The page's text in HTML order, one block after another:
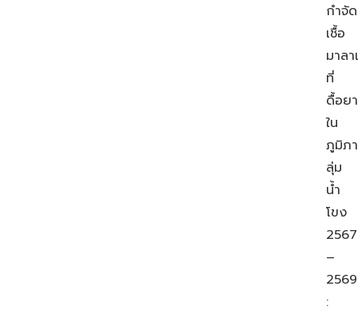
กำจัด
เชื้อ
มาลา
ที่
ดื้อยา
ใน
ภูมิภ
ลุ่ม
น้ำ
โขง
2567
–
2569
: